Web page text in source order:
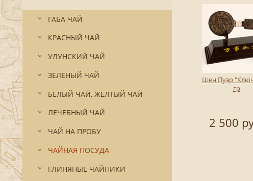
ГАБА ЧАЙ
КРАСНЫЙ ЧАЙ
УЛУНСКИЙ ЧАЙ
ЗЕЛЁНЫЙ ЧАЙ
БЕЛЫЙ ЧАЙ, ЖЁЛТЫЙ ЧАЙ
ЛЕЧЕБНЫЙ ЧАЙ
ЧАЙ НА ПРОБУ
ЧАЙНАЯ ПОСУДА
ГЛИНЯНЫЕ ЧАЙНИКИ
Шен Пуэр
гр
2 500